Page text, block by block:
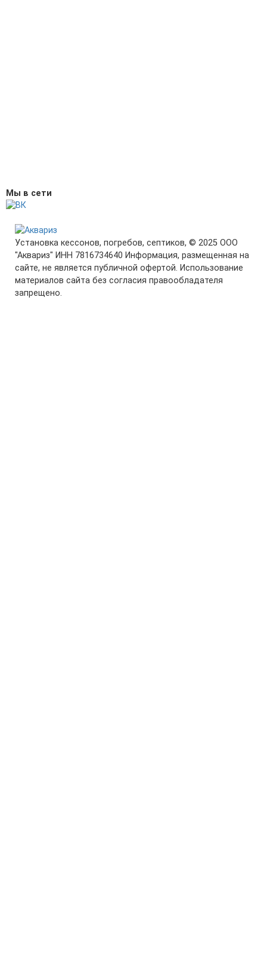
Мы в сети
Установка кессонов, погребов, септиков, © 2025 ООО
"Аквариз" ИНН 7816734640 Информация, размещенная на
сайте, не является публичной офертой. Использование
материалов сайта без согласия правообладателя
запрещено.